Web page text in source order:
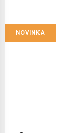
NOVINKA